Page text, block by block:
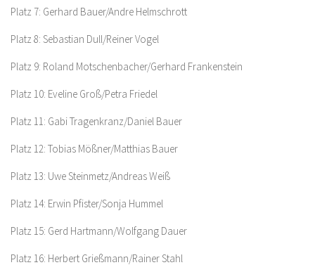
Platz 7: Gerhard Bauer/Andre Helmschrott
Platz 8: Sebastian Dull/Reiner Vogel
Platz 9: Roland Motschenbacher/Gerhard Frankenstein
Platz 10: Eveline Groß/Petra Friedel
Platz 11: Gabi Tragenkranz/Daniel Bauer
Platz 12: Tobias Mößner/Matthias Bauer
Platz 13: Uwe Steinmetz/Andreas Weiß
Platz 14: Erwin Pfister/Sonja Hummel
Platz 15: Gerd Hartmann/Wolfgang Dauer
Platz 16: Herbert Grießmann/Rainer Stahl